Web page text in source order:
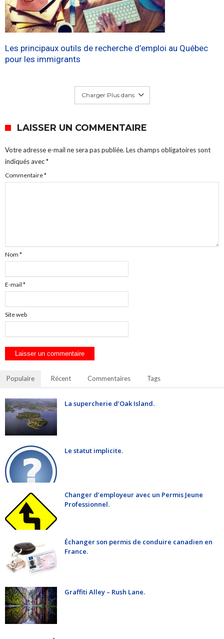
Les principaux outils de recherche d’emploi au Québec
pour les immigrants
Charger Plus dans
LAISSER UN COMMENTAIRE
Votre adresse e-mail ne sera pas publiée. Les champs obligatoires sont
indiqués avec*
Commentaire*
Nom *
E-mail *
Site web
Populaire Récent Commentaires Tags
La supercherie d’Oak Island.
Le statut implicite.
Changer d’employeur avec un Permis Jeune
Professionnel.
Échanger son permis de conduire canadien en
France.
Graffiti Alley – Rush Lane.